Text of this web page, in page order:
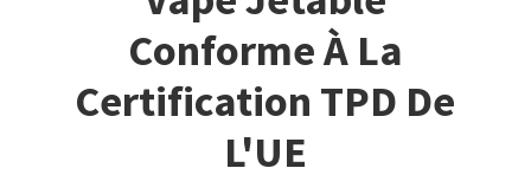
Conforme À La
Certification TPD De
L'UE